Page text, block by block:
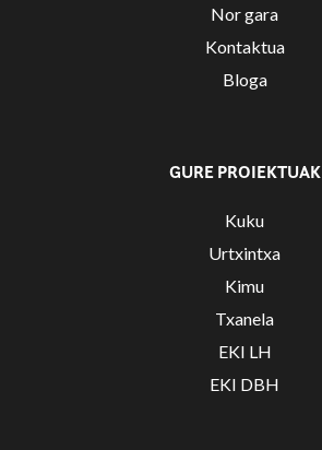
Nor gara
Kontaktua
Bloga
GURE PROIEKTUAK
Kuku
Urtxintxa
Kimu
Txanela
EKI LH
EKI DBH